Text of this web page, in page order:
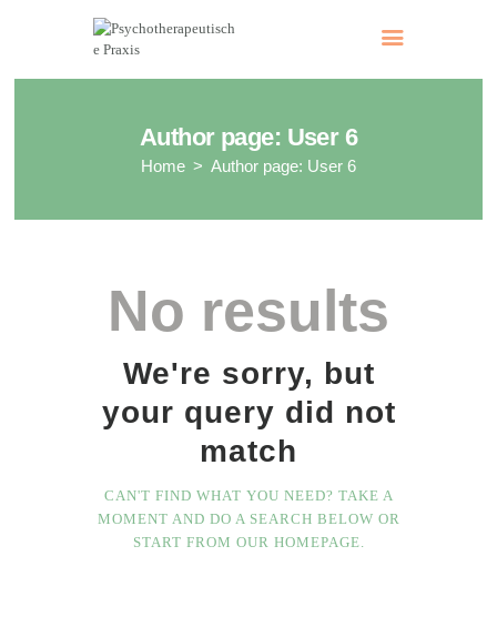
Author page: User 6
Home Author page: User 6
Psychotherapeutische Praxis
No results
We're sorry, but
your query did not
match
CAN'T FIND WHAT YOU NEED? TAKE A
MOMENT AND DO A SEARCH BELOW OR
START FROM OUR HOMEPAGE.